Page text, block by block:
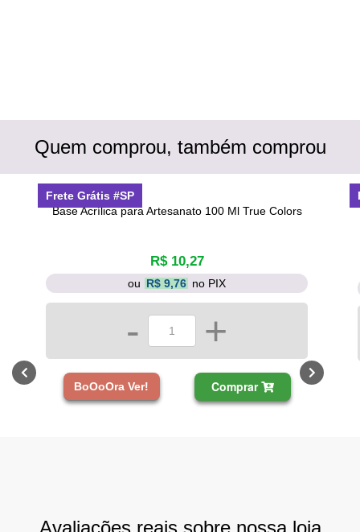
Quem comprou, também comprou
Base Acrílica para Artesanato 100 Ml True Colors
R$ 10,27
ou R$ 9,76 no PIX
- +
BoOoOra Ver! Comprar
Frete Grátis #SP
Avaliações reais sobre nossa loja